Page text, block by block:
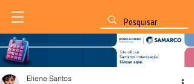
Eliene Santos